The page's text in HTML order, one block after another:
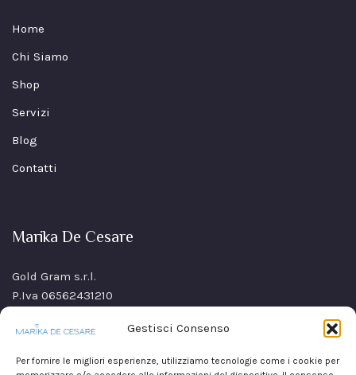
Gestisci Consenso
Per fornire le migliori esperienze, utilizziamo tecnologie come i cookie per
Home
Chi Siamo
Shop
Servizi
Blog
Contatti
Marika De Cesare
Gold Gram s.r.l.
P.Iva 06562431210
80021 Afragola(NA)